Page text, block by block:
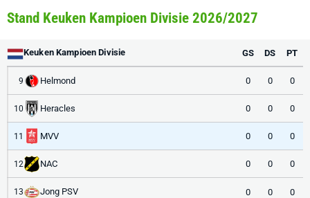
Stand Keuken Kampioen Divisie 2026/2027
Keuken Kampioen Divisie GS DS PT
9 Helmond 0 0 0
10 Heracles 0 0 0
11 MVV 0 0 0
12 NAC 0 0 0
13 Jong PSV 0 0 0